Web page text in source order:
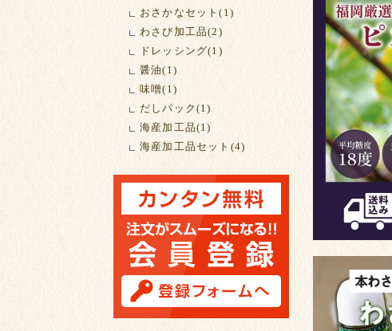
おさかなセット(1)
わさび加工品(2)
ドレッシング(1)
醤油(1)
味噌(1)
だしパック(1)
海産加工品(1)
海産加工品セット(4)